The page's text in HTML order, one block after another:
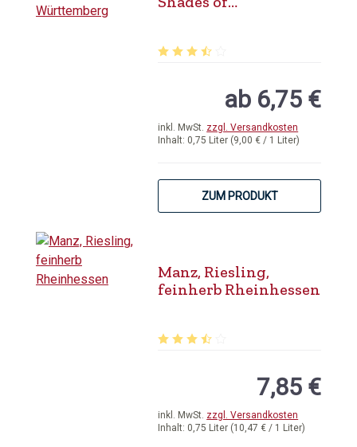
Inhalt: 0,75 Liter (9,00 € / 1 Liter)
inkl. MwSt. zzgl. Versandkosten
ab 6,75 €
ZUM PRODUKT
Manz, Riesling,
feinherb Rheinhessen
Inhalt: 0,75 Liter (10,47 € / 1 Liter)
inkl. MwSt. zzgl. Versandkosten
7,85 €